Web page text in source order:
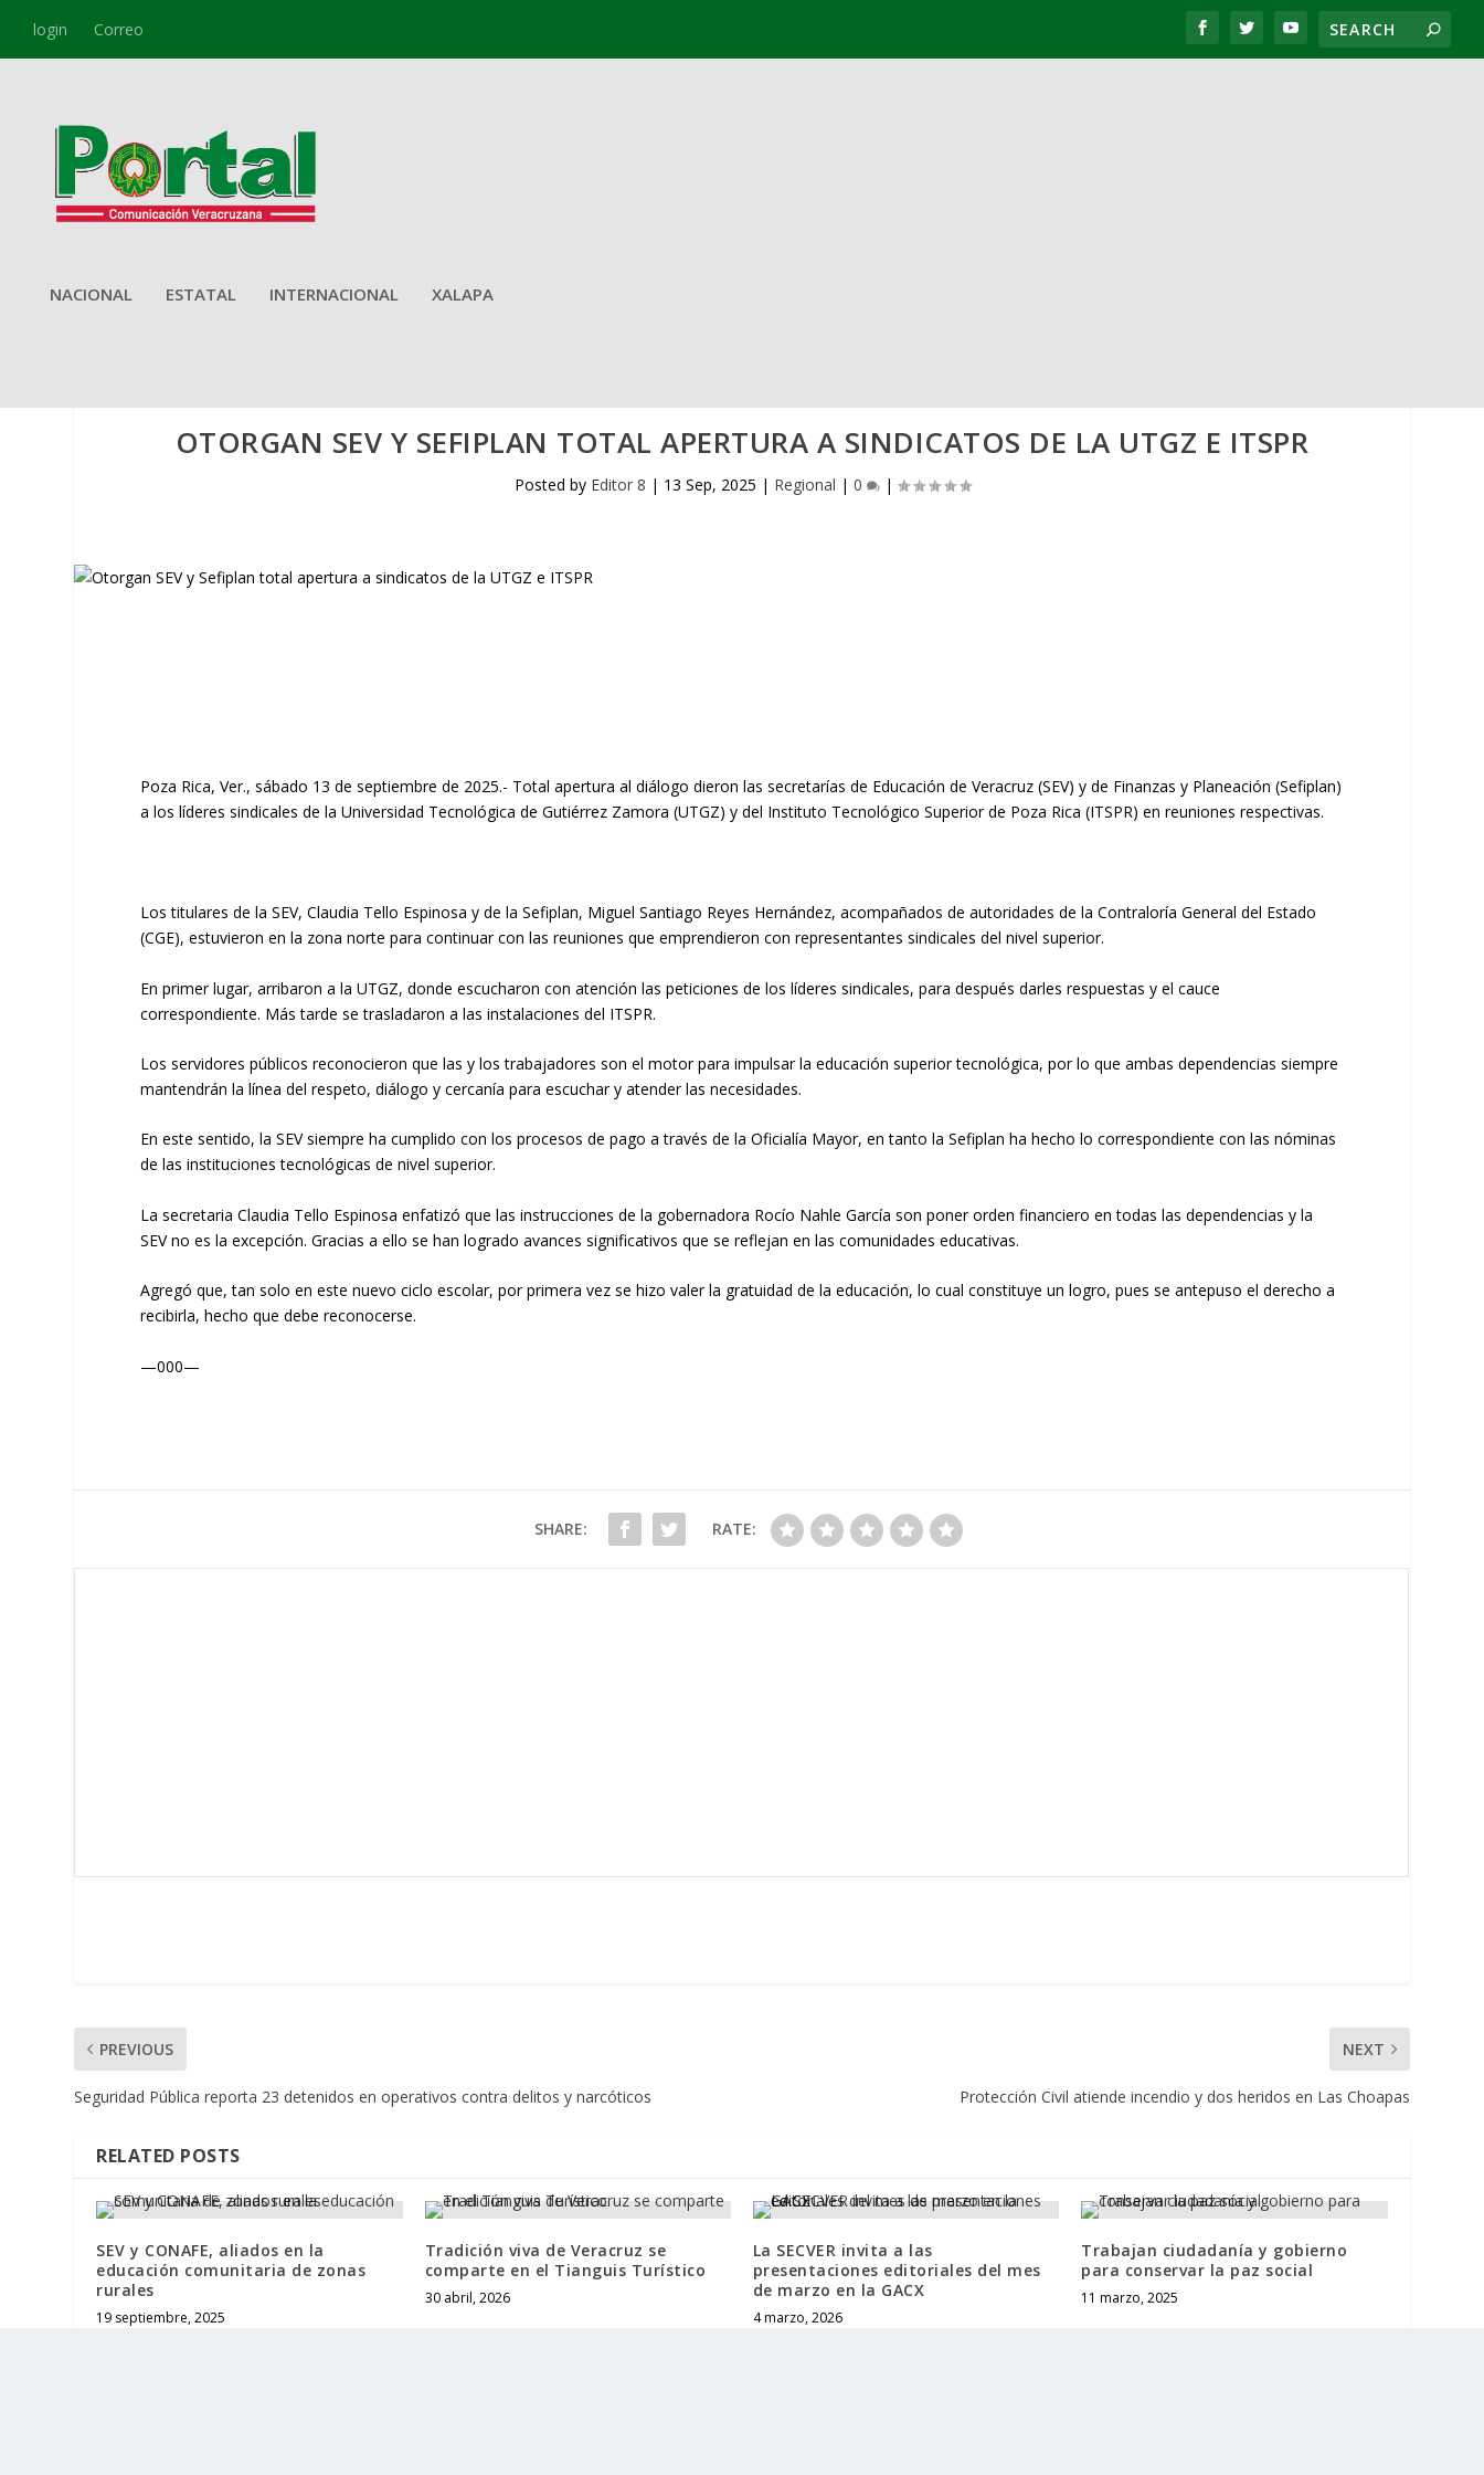
login Correo
NACIONAL ESTATAL INTERNACIONAL XALAPA
OTORGAN SEV Y SEFIPLAN TOTAL APERTURA A SINDICATOS DE LA UTGZ E ITSPR
Posted by Editor 8 | 13 Sep, 2025 | Regional | 0 |
Poza Rica, Ver., sábado 13 de septiembre de 2025.- Total apertura al diálogo dieron las secretarías de Educación de Veracruz (SEV) y de Finanzas y Planeación (Sefiplan)
a los líderes sindicales de la Universidad Tecnológica de Gutiérrez Zamora (UTGZ) y del Instituto Tecnológico Superior de Poza Rica (ITSPR) en reuniones respectivas.
Los titulares de la SEV, Claudia Tello Espinosa y de la Sefiplan, Miguel Santiago Reyes Hernández, acompañados de autoridades de la Contraloría General del Estado
(CGE), estuvieron en la zona norte para continuar con las reuniones que emprendieron con representantes sindicales del nivel superior.
En primer lugar, arribaron a la UTGZ, donde escucharon con atención las peticiones de los líderes sindicales, para después darles respuestas y el cauce
correspondiente. Más tarde se trasladaron a las instalaciones del ITSPR.
Los servidores públicos reconocieron que las y los trabajadores son el motor para impulsar la educación superior tecnológica, por lo que ambas dependencias siempre
mantendrán la línea del respeto, diálogo y cercanía para escuchar y atender las necesidades.
En este sentido, la SEV siempre ha cumplido con los procesos de pago a través de la Oficialía Mayor, en tanto la Sefiplan ha hecho lo correspondiente con las nóminas
de las instituciones tecnológicas de nivel superior.
La secretaria Claudia Tello Espinosa enfatizó que las instrucciones de la gobernadora Rocío Nahle García son poner orden financiero en todas las dependencias y la
SEV no es la excepción. Gracias a ello se han logrado avances significativos que se reflejan en las comunidades educativas.
Agregó que, tan solo en este nuevo ciclo escolar, por primera vez se hizo valer la gratuidad de la educación, lo cual constituye un logro, pues se antepuso el derecho a
recibirla, hecho que debe reconocerse.
—000—
SHARE: RATE:
PREVIOUS
Seguridad Pública reporta 23 detenidos en operativos contra delitos y narcóticos
NEXT
Protección Civil atiende incendio y dos heridos en Las Choapas
RELATED POSTS
SEV y CONAFE, aliados en la
educación comunitaria de zonas
rurales
19 septiembre, 2025
Tradición viva de Veracruz se
comparte en el Tianguis Turístico
30 abril, 2026
La SECVER invita a las
presentaciones editoriales del mes
de marzo en la GACX
4 marzo, 2026
Trabajan ciudadanía y gobierno
para conservar la paz social
11 marzo, 2025